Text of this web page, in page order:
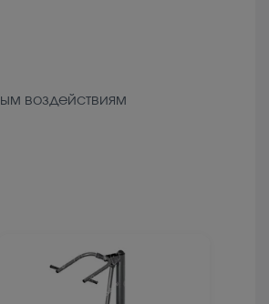
воздействиям